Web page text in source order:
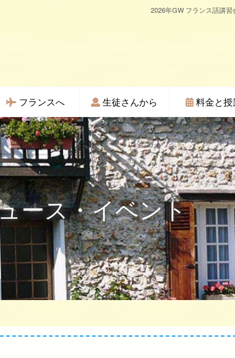
2026年GW フランス語講
フランスへ 生徒さんから 料金と授
ース・イベント